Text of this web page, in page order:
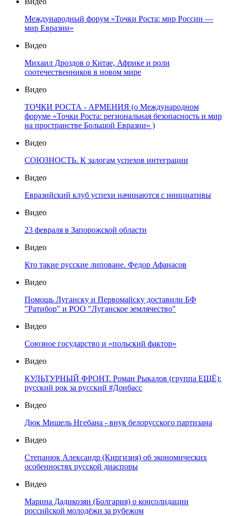
Международный форум «Точки Роста: мир России —
мир Евразии»
Видео
Михаил Дроздов о Китае, Африке и роли
соотечественников в новом мире
Видео
ТОЧКИ РОСТА - АРМЕНИЯ (о Международном
форуме «Точки Роста: региональная безопасность и мир
на пространстве Большой Евразии» )
Видео
СОЮЗНОСТЬ. К залогам успехов интеграции
Видео
Евразийский клуб успехи начинаются с инициативы
Видео
23 февраля в Запорожской области
Видео
Кто такие русские липоване. Федор Афанасов
Видео
Помощь Луганску и Первомайску доставили БФ
"Ратибор" и РОО "Луганское землячество"
Видео
Союзное государство и «польский фактор»
Видео
КУЛЬТУРНЫЙ ФРОНТ. Роман Рыкалов (группа ЕЩЁ):
русский рок за русский #Донбасс
Видео
Дюк Мишель Нгебана - внук белорусского партизана
Видео
Степанюк Александр (Киргизия) об экономических
особенностях русской диаспоры
Видео
Марина Дадикозян (Болгария) о консолидации
российской молодёжи за рубежом